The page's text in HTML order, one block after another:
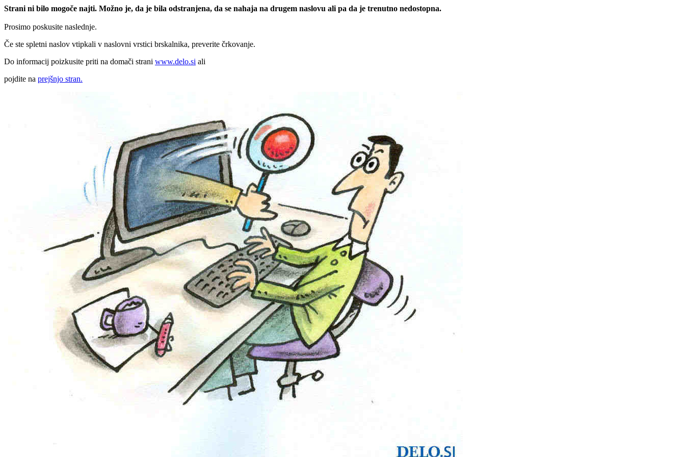
Strani ni bilo mogoče najti. Možno je, da je bila odstranjena, da se nahaja na drugem naslovu ali pa da je trenutno nedostopna.
Prosimo poskusite naslednje.
Če ste spletni naslov vtipkali v naslovni vrstici brskalnika, preverite črkovanje.
Do informacij poizkusite priti na domači strani www.delo.si ali
pojdite na prejšnjo stran.